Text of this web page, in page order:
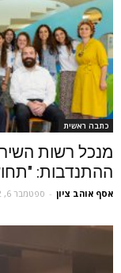
כתבה ראשית
מנכל רשות
ההתנדבות:
אסף אוהב ציון - ספטמבר 6, 2022